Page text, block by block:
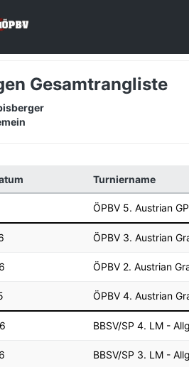
Gesamtrangliste
Turniername
ÖPBV 5. Austrian GP
ÖPBV 3. Austrian
ÖPBV 2. Austrian
ÖPBV 4. Austrian
BBSV/SP 4. LM -
BBSV/SP 3. LM -